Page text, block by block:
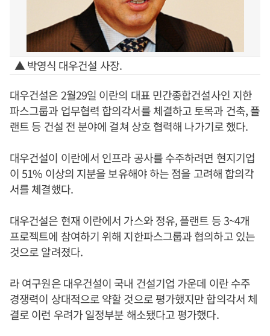
▲ 박영식 대우건설 사장.
대우건설은 2월29일 이란의 대표 민간종합건설사인 지한
파스그룹과 업무협력 합의각서를 체결하고 토목과 건축, 플
랜트 등 건설 전 분야에 걸쳐 상호 협력해 나가기로 했다.
대우건설이 이란에서 인프라 공사를 수주하려면 현지기업
이 51% 이상의 지분을 보유해야 하는 점을 고려해 합의각
서를 체결했다.
대우건설은 현재 이란에서 가스와 정유, 플랜트 등 3~4개
프로젝트에 참여하기 위해 지한파스그룹과 협의하고 있는
것으로 알려졌다.
라 여구원은 대우건설이 국내 건설기업 가운데 이란 수주
경쟁력이 상대적으로 약할 것으로 평가했지만 합의각서 체
결로 이런 우려가 일정부분 해소됐다고 평가했다.